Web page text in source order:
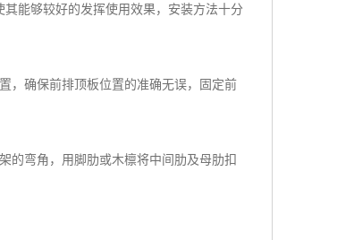
能够较好的发挥使用效果，安装方法十分
，确保前排顶板位置的准确无误，固定前
的弯角，用脚肋或木檩将中间肋及母肋扣